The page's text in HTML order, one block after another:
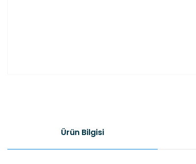
Ürün Bilgisi